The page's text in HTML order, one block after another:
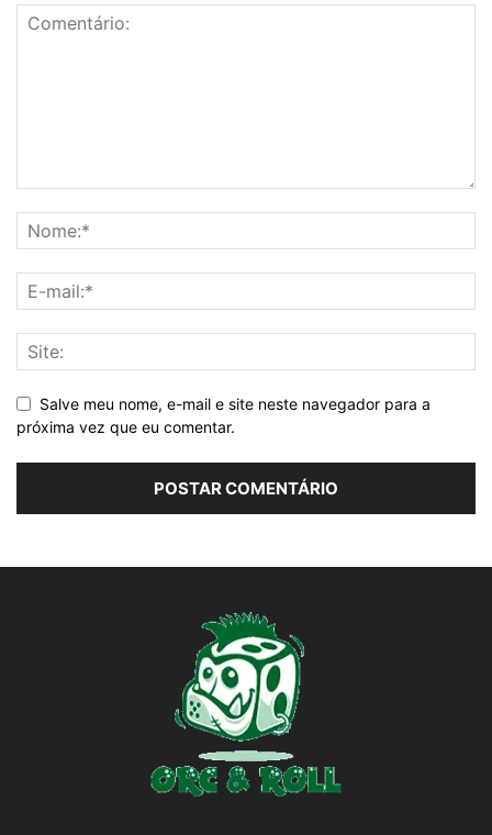
Salve meu nome, e-mail e site neste navegador para a
próxima vez que eu comentar.